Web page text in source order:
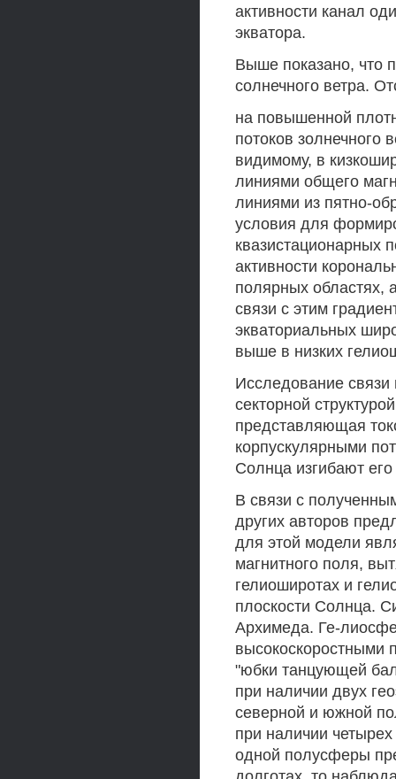
активности канал
экватора.
Выше показано, что
солнечного ветра.
на повышенной
потоков золнечного
видимому, в
линиями общего
линиями из пятно-
условия для
квазистационарных
активности
полярных областях,
связи с этим
экваториальных
выше в низких
Исследование связи
секторной
представляющая
корпускулярными
Солнца изгибают
В связи с
других авторов
для этой модели
магнитного поля,
гелиоширотах и
плоскости Солнца.
Архимеда. Ге-
высокоскоростными
"юбки танцующей
при наличии двух
северной и южной
при наличии
одной полусферы